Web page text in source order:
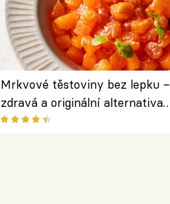
Mrkvové těstoviny bez lepku –
zdravá a originální alternativa
klasiky